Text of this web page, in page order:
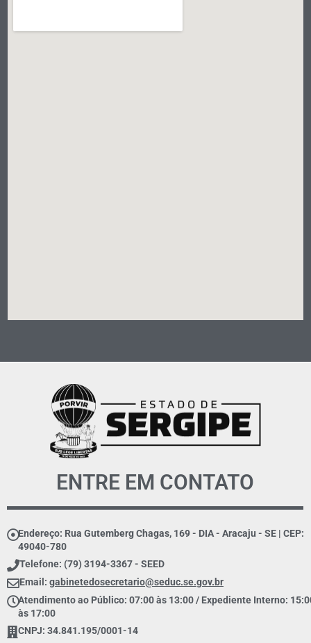
ENTRE EM CONTATO
Endereço: Rua Gutemberg Chagas, 169 - DIA - Aracaju - SE | CEP:
49040-780
Telefone: (79) 3194-3367 - SEED
Email: gabinetedosecretario@seduc.se.gov.br
Atendimento ao Público: 07:00 às 13:00 / Expediente Interno:
às 17:00
CNPJ: 34.841.195/0001-14